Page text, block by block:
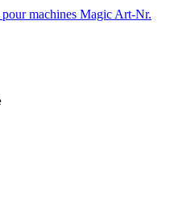
machines Magic Art-Nr.